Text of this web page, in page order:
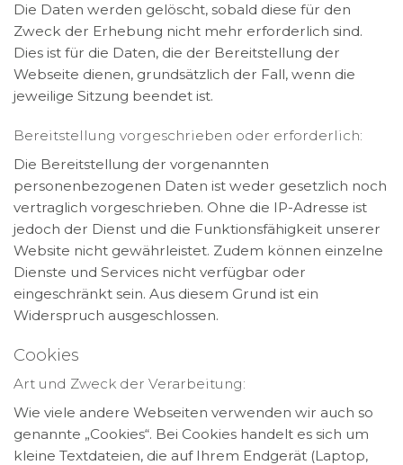
Die Daten werden gelöscht, sobald diese für den
Zweck der Erhebung nicht mehr erforderlich sind.
Dies ist für die Daten, die der Bereitstellung der
Webseite dienen, grundsätzlich der Fall, wenn die
jeweilige Sitzung beendet ist.
Bereitstellung vorgeschrieben oder erforderlich:
Die Bereitstellung der vorgenannten
personenbezogenen Daten ist weder gesetzlich noch
vertraglich vorgeschrieben. Ohne die IP-Adresse ist
jedoch der Dienst und die Funktionsfähigkeit unserer
Website nicht gewährleistet. Zudem können einzelne
Dienste und Services nicht verfügbar oder
eingeschränkt sein. Aus diesem Grund ist ein
Widerspruch ausgeschlossen.
Cookies
Art und Zweck der Verarbeitung:
Wie viele andere Webseiten verwenden wir auch so
genannte „Cookies“. Bei Cookies handelt es sich um
kleine Textdateien, die auf Ihrem Endgerät (Laptop,